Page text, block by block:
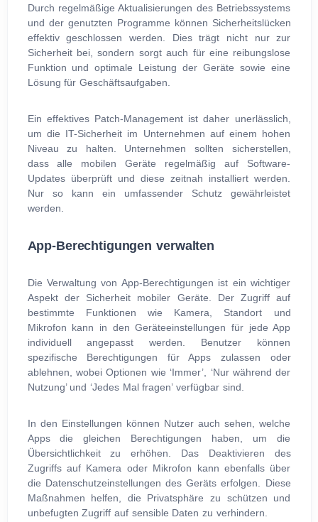
Durch regelmäßige Aktualisierungen des Betriebssystems
und der genutzten Programme können Sicherheitslücken
effektiv geschlossen werden. Dies trägt nicht nur zur
Sicherheit bei, sondern sorgt auch für eine reibungslose
Funktion und optimale Leistung der Geräte sowie eine
Lösung für Geschäftsaufgaben.
Ein effektives Patch-Management ist daher unerlässlich,
um die IT-Sicherheit im Unternehmen auf einem hohen
Niveau zu halten. Unternehmen sollten sicherstellen,
dass alle mobilen Geräte regelmäßig auf Software-
Updates überprüft und diese zeitnah installiert werden.
Nur so kann ein umfassender Schutz gewährleistet
werden.
App-Berechtigungen verwalten
Die Verwaltung von App-Berechtigungen ist ein wichtiger
Aspekt der Sicherheit mobiler Geräte. Der Zugriff auf
bestimmte Funktionen wie Kamera, Standort und
Mikrofon kann in den Geräteeinstellungen für jede App
individuell angepasst werden. Benutzer können
spezifische Berechtigungen für Apps zulassen oder
ablehnen, wobei Optionen wie ‘Immer’, ‘Nur während der
Nutzung’ und ‘Jedes Mal fragen’ verfügbar sind.
In den Einstellungen können Nutzer auch sehen, welche
Apps die gleichen Berechtigungen haben, um die
Übersichtlichkeit zu erhöhen. Das Deaktivieren des
Zugriffs auf Kamera oder Mikrofon kann ebenfalls über
die Datenschutzeinstellungen des Geräts erfolgen. Diese
Maßnahmen helfen, die Privatsphäre zu schützen und
unbefugten Zugriff auf sensible Daten zu verhindern.